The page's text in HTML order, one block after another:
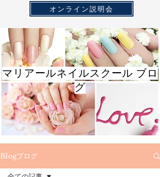
オンライン説明会
マリアールネイルスクール ブロ
グ
Blogブログ